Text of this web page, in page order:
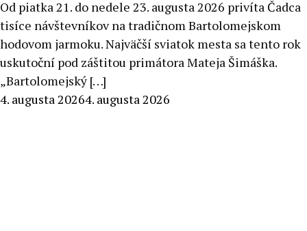
Od piatka 21. do nedele 23. augusta 2026 privíta Čadca
tisíce návštevníkov na tradičnom Bartolomejskom
hodovom jarmoku. Najväčší sviatok mesta sa tento rok
uskutoční pod záštitou primátora Mateja Šimáška.
„Bartolomejský […]
By
4. augusta 20264. augusta 2026